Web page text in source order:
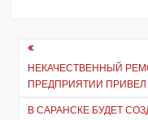
Навигация
по
записям
НЕКАЧЕСТВЕННЫЙ
ПРЕДПРИЯТИИ
В САРАНСКЕ БУДЕТ